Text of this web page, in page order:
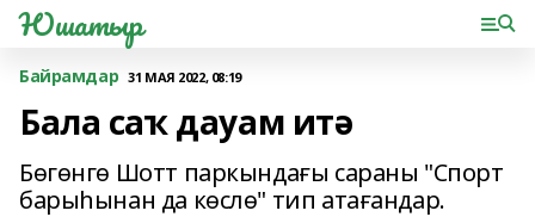
Юшатыр
Байрамдар 31 МАЯ 2022, 08:19
Бала саҡ дауам итә
Бөгөнгө Шотт паркындағы сараны "Спорт
барыһынан да көслө" тип атағандар.